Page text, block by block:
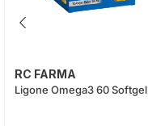
RC FARMA
Ligone Omega3 60 Softgel